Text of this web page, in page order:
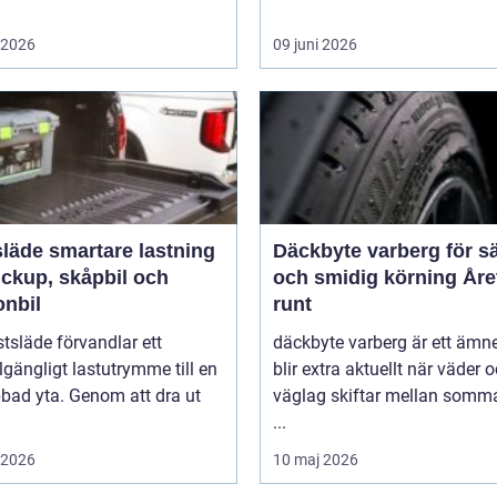
09 juni 2026
lastning
skåpbil och
förvandlar ett
lastutrymme till en
yta. Genom att dra ut
Däckbyte varberg för
och smidig körning
runt
däckbyte varberg är ett
blir extra aktuellt när väder
väglag skiftar mellan
...
10 maj 2026